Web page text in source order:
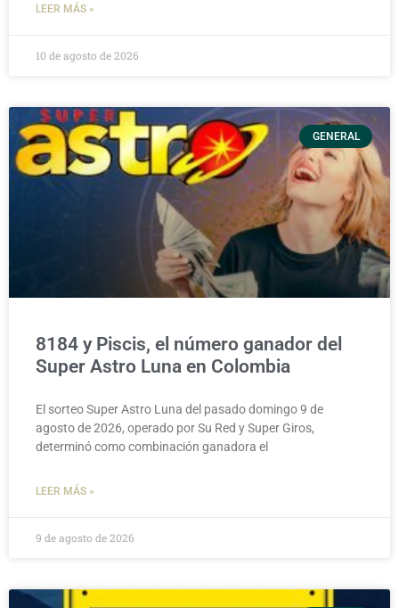
LEER MÁS »
10 de agosto de 2026
GENERAL
8184 y Piscis, el número ganador del
Super Astro Luna en Colombia
El sorteo Super Astro Luna del pasado domingo 9 de
agosto de 2026, operado por Su Red y Super Giros,
determinó como combinación ganadora el
LEER MÁS »
9 de agosto de 2026